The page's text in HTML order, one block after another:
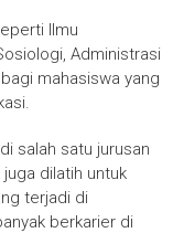
Ilmu
Administrasi
mahasiswa yang
salah satu jurusan
dilatih untuk
terjadi di
berkarier di